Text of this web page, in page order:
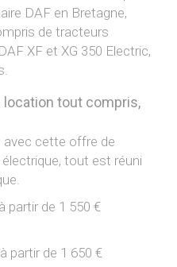
DAF en Bretagne,
de tracteurs
XF et XG 350 Electric,
location tout compris,
avec cette offre de
tout est réuni
partir de 1 550 €
partir de 1 650 €